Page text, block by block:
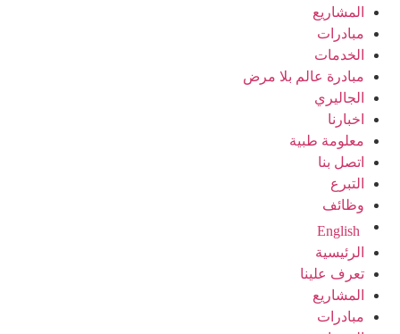
المشاريع
مبادرات
الخدمات
مبادرة عالم بلا مرض
الجاليري
اخبارنا
معلومة طبية
اتصل بنا
التبرع
وظائف
English
الرئيسية
تعرف علينا
المشاريع
مبادرات